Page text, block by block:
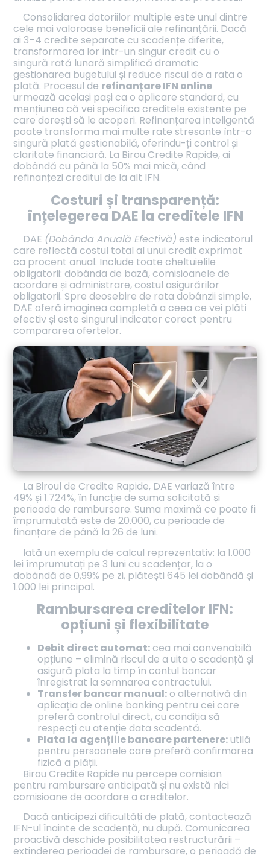
Consolidarea datoriilor multiple este unul dintre
cele mai valoroase beneficii ale refinanțării. Dacă
ai 3–4 credite separate cu scadențe diferite,
transformarea lor într-un singur credit cu o
singură rată lunară simplifică dramatic
gestionarea bugetului și reduce riscul de a rata o
plată. Procesul de refinanțare IFN online
urmează aceiași pași ca o aplicare standard, cu
mențiunea că vei specifica creditele existente pe
care dorești să le acoperi. Refinanțarea inteligentă
poate transforma mai multe rate stresante într-o
singură plată gestionabilă, oferindu-ți control și
claritate financiară. La Birou Credite Rapide, ai
dobândă cu până la 50% mai mică, când
refinanțezi creditul de la alt IFN.
Costuri și transparență:
înțelegerea DAE la creditele IFN
DAE (Dobânda Anuală Efectivă) este indicatorul
care reflectă costul total al unui credit exprimat
ca procent anual. Include toate cheltuielile
obligatorii: dobânda de bază, comisioanele de
acordare și administrare, costul asigurărilor
obligatorii. Spre deosebire de rata dobânzii simple,
DAE oferă imaginea completă a ceea ce vei plăti
efectiv și este singurul indicator corect pentru
compararea ofertelor.
La Biroul de Credite Rapide, DAE variază între
49% și 1.724%, în funcție de suma solicitată și
perioada de rambursare. Suma maximă ce poate fi
împrumutată este de 20.000, cu perioade de
finanțare de până la 26 de luni.
Iată un exemplu de calcul reprezentativ: la 1.000
lei împrumutați pe 3 luni cu scadențar, la o
dobândă de 0,99% pe zi, plătești 645 lei dobândă și
1.000 lei principal.
Rambursarea creditelor IFN:
opțiuni și flexibilitate
Debit direct automat:cea mai convenabilă
opțiune – elimină riscul de a uita o scadență și
asigură plata la timp în contul bancar
înregistrat la semnarea contractului.
Transfer bancar manual:o alternativă din
aplicația de online banking pentru cei care
preferă controlul direct, cu condiția să
respecți cu atenție data scadentă.
Plata la agențiile bancare partenere:utilă
pentru persoanele care preferă confirmarea
fizică a plății.
Birou Credite Rapide nu percepe comision
pentru rambursare anticipată și nu există nici
comisioane de acordare a creditelor.
Dacă anticipezi dificultăți de plată, contactează
IFN-ul înainte de scadență, nu după. Comunicarea
proactivă deschide posibilitatea restructurării –
extinderea perioadei de rambursare, o perioadă de